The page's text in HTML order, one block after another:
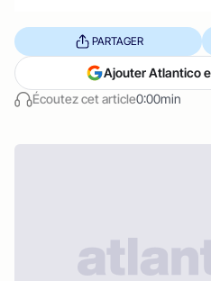
Écoutez cet article0:00min
PARTAGER
Ajouter Atlantico